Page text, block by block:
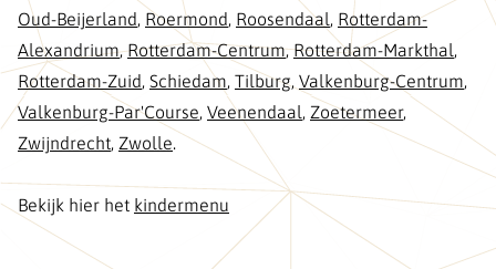
Oud-Beijerland, Roermond, Roosendaal, Rotterdam-
Alexandrium,Rotterdam-Centrum,Rotterdam-Markthal,
Rotterdam-Zuid, Schiedam, Tilburg, Valkenburg-Centrum,
Valkenburg-Par'Course, Veenendaal, Zoetermeer,
Zwijndrecht, Zwolle.
Bekijk hier het kindermenu